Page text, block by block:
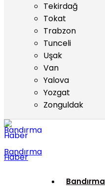
Tekirdağ
Tokat
Trabzon
Tunceli
Uşak
Van
Yalova
Yozgat
Zonguldak
Bandırma
Haber
Bandırma